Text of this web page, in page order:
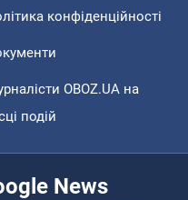
конфіденційності
OBOZ.UA на
подій
News